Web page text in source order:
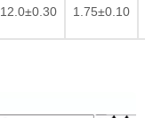
12.0±0.30 1.75±0.10